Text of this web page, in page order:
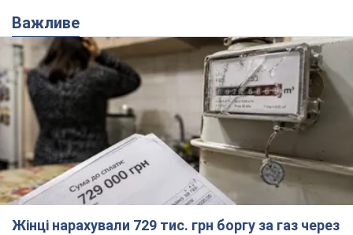
Важливе
Жінці нарахували 729 тис. грн боргу за газ через